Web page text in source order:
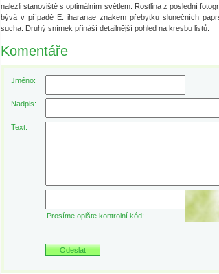
nalezli stanoviště s optimálním světlem. Rostlina z poslední
bývá v případě E. iharanae znakem přebytku slunečních
sucha. Druhý snímek přináší detailnější pohled na kresbu listů.
Komentáře
Jméno:
Nadpis:
Text:
Prosíme opište kontrolní kód: